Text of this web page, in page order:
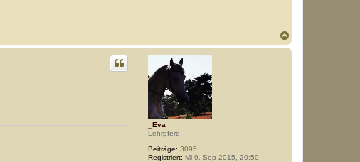
a
c
_Eva
Lehrpferd
Beiträge: 3095
Registriert: Mi 9. Sep 2015, 20:50